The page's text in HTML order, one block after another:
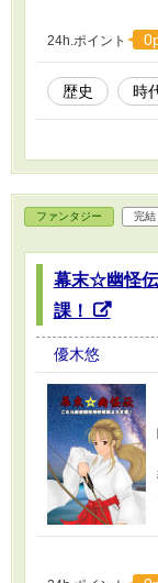
24h.ポイント
歴史 時
ファンタジー 完結
幕末☆幽怪
課！
優木悠